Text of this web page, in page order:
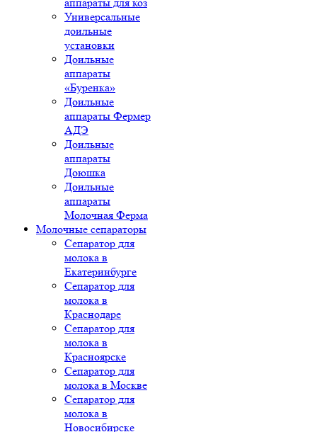
Универсальные
доильные
установки
Доильные
аппараты
«Буренка»
Доильные
аппараты Фермер
АДЭ
Доильные
аппараты
Доюшка
Доильные
аппараты
Молочная Ферма
Молочные сепараторы
Сепаратор для
молока в
Екатеринбурге
Сепаратор для
молока в
Краснодаре
Сепаратор для
молока в
Красноярске
Сепаратор для
молока в Москве
Сепаратор для
молока в
Новосибирске